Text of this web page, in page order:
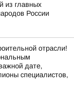
из главных
России
отрасли!
дате,
специалистов,